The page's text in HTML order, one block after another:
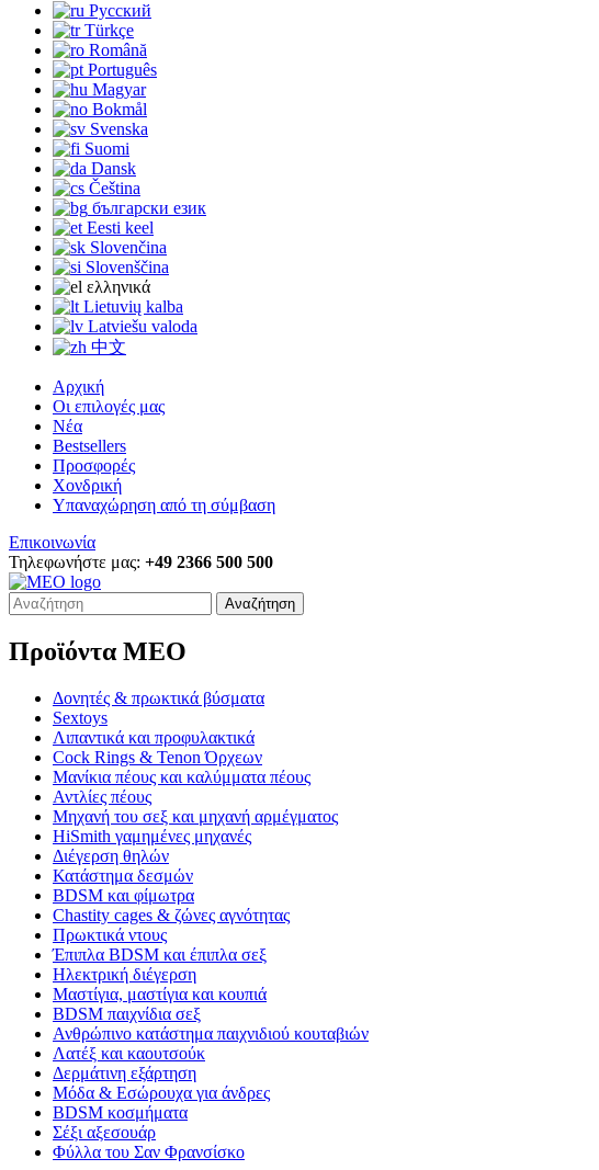
Русский
Türkçe
Română
Português
Magyar
Bokmål
Svenska
Suomi
Dansk
Čeština
български език
Eesti keel
Slovenčina
Slovenščina
ελληνικά
Lietuvių kalba
Latviešu valoda
中文
Αρχική
Οι επιλογές μας
Νέα
Bestsellers
Προσφορές
Χονδρική
Υπαναχώρηση από τη σύμβαση
Επικοινωνία
Τηλεφωνήστε μας: +49 2366 500 500
Αναζήτηση
Προϊόντα MEO
Δονητές & πρωκτικά βύσματα
Sextoys
Λιπαντικά και προφυλακτικά
Cock Rings & Tenon Όρχεων
Μανίκια πέους και καλύμματα πέους
Αντλίες πέους
Μηχανή του σεξ και μηχανή αρμέγματος
HiSmith γαμημένες μηχανές
Διέγερση θηλών
Κατάστημα δεσμών
BDSM και φίμωτρα
Chastity cages & ζώνες αγνότητας
Πρωκτικά ντους
Έπιπλα BDSM και έπιπλα σεξ
Ηλεκτρική διέγερση
Μαστίγια, μαστίγια και κουπιά
BDSM παιχνίδια σεξ
Ανθρώπινο κατάστημα παιχνιδιού κουταβιών
Λατέξ και καουτσούκ
Δερμάτινη εξάρτηση
Μόδα & Εσώρουχα για άνδρες
BDSM κοσμήματα
Σέξι αξεσουάρ
Φύλλα του Σαν Φρανσίσκο